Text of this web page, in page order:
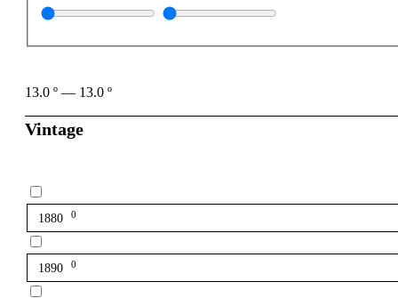
13.0 º — 13.0 º
Vintage
1880 0
1890 0